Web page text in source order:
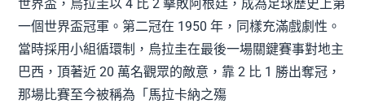
世界盃，烏拉圭以 4 比 2 擊敗阿根廷，成為足球歷史上第
一個世界盃冠軍。第二冠在 1950 年，同樣充滿戲劇性。
當時採用小組循環制，烏拉圭在最後一場關鍵賽事對地主
巴西，頂著近 20 萬名觀眾的敵意，靠 2 比 1 勝出奪冠，
那場比賽至今被稱為「馬拉卡納之殤